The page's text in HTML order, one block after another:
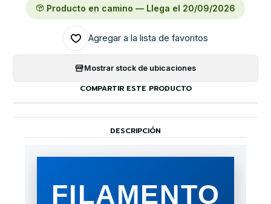
Producto en camino — Llega el 20/09/2026
Agregar a la lista de favoritos
Mostrar stock de ubicaciones
COMPARTIR ESTE PRODUCTO
DESCRIPCIÓN
FILAMENTO